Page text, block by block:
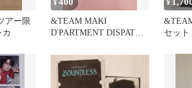
アー限
¥
&TEAM MAKI
D'PARTMENT DISPATCH
¥
セット